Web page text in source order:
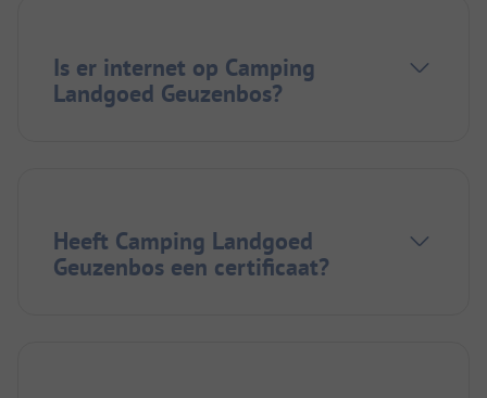
Is er internet op Camping
Landgoed Geuzenbos?
Heeft Camping Landgoed
Geuzenbos een certificaat?